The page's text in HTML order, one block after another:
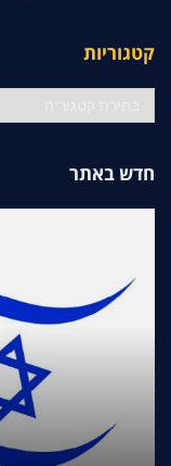
קטגוריות
חדש באתר